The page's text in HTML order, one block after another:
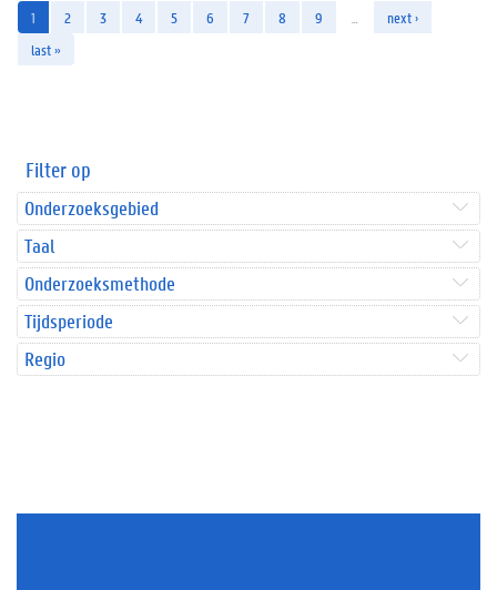
1 2 3 4 5 6 7 8 9
next ›
last »
Filter op
Onderzoeksgebied
Taal
Onderzoeksmethode
Tijdsperiode
Regio